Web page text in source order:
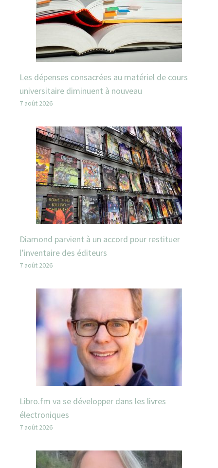
Les dépenses consacrées au matériel de cours
universitaire diminuent à nouveau
7 août 2026
Diamond parvient à un accord pour restituer
l’inventaire des éditeurs
7 août 2026
Libro.fm va se développer dans les livres
électroniques
7 août 2026